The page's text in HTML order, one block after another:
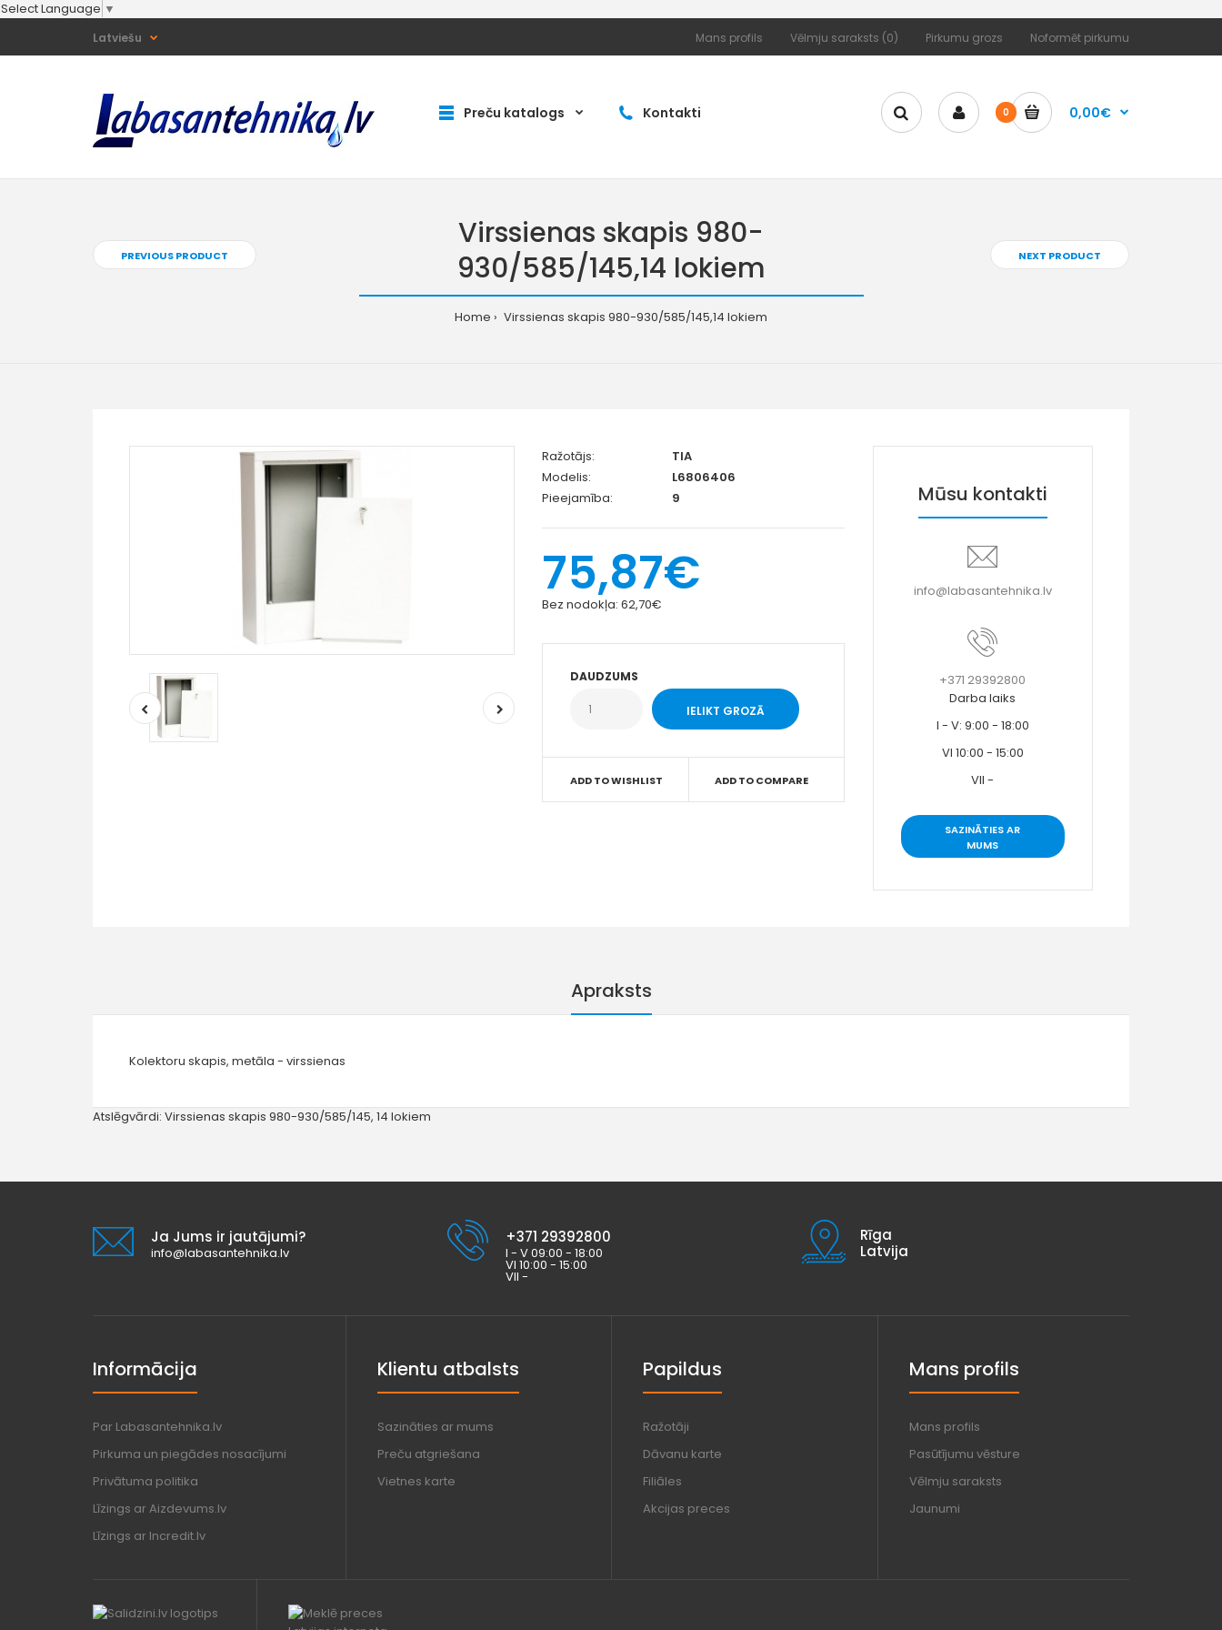
Select Language ▼
Mans profils Vēlmju saraksts (0) Pirkumu grozs Noformēt pirkumu
Latviešu
Preču katalogs Kontakti 0 0,00€
PREVIOUS PRODUCT
Virssienas skapis 980-
930/585/145,14 lokiem
Home Virssienas skapis 980-930/585/145,14 lokiem
NEXT PRODUCT
Ražotājs:
TIA
Modelis:
L6806406
Pieejamība:
9
75,87€
Bez nodokļa:62,70€
DAUDZUMS
ADD TO WISHLIST ADD TO COMPARE
Mūsu kontakti
info@labasantehnika.lv
+371 29392800
Darba laiks
I - V: 9:00 - 18:00
VI 10:00 - 15:00
VII -
SAZINĀTIES AR
MUMS
Apraksts
Kolektoru skapis, metāla - virssienas
Atslēgvārdi: Virssienas skapis 980-930/585/145, 14 lokiem
Ja Jums ir jautājumi?
info@labasantehnika.lv
+371 29392800
I - V 09:00 - 18:00
VI 10:00 - 15:00
VII -
Rīga
Latvija
Informācija
Par Labasantehnika.lv
Pirkuma un piegādes nosacījumi
Privātuma politika
Līzings ar Aizdevums.lv
Līzings ar Incredit.lv
Klientu atbalsts
Sazināties ar mums
Preču atgriešana
Vietnes karte
Papildus
Ražotāji
Dāvanu karte
Filiāles
Akcijas preces
Mans profils
Mans profils
Pasūtījumu vēsture
Vēlmju saraksts
Jaunumi